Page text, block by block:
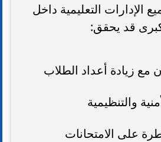
الإدارات التعليمية داخل
قد يحقق:
مع زيادة أعداد الطلاب
والتنظيمية
على الامتحانات